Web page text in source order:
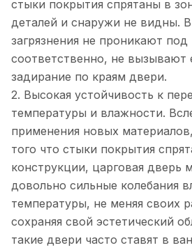
стыки покрытия спрятаны в
деталей и снаружи не видны. В
загрязнения не проникают
соответственно, не вызывают
задирание по краям двери.
2. Высокая устойчивость к
температуры и влажности.
применения новых
того что стыки покрытия
конструкции, царговая дверь
довольно сильные колебания
температуры, не меняя своих
сохраняя свой эстетический
такие двери часто ставят в